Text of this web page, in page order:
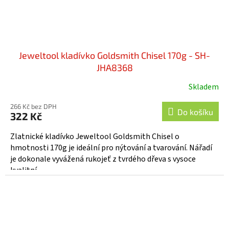
Jeweltool kladívko Goldsmith Chisel 170g - SH-
JHA8368
Skladem
266 Kč bez DPH
322 Kč Do košíku
Zlatnické kladívko Jeweltool Goldsmith Chisel o
hmotnosti 170g je ideální pro nýtování a tvarování. Nářadí
je dokonale vyvážená rukojeť z tvrdého dřeva s vysoce
kvalitní...